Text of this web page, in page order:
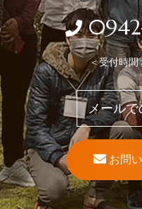
＜受付時間
メール
お問